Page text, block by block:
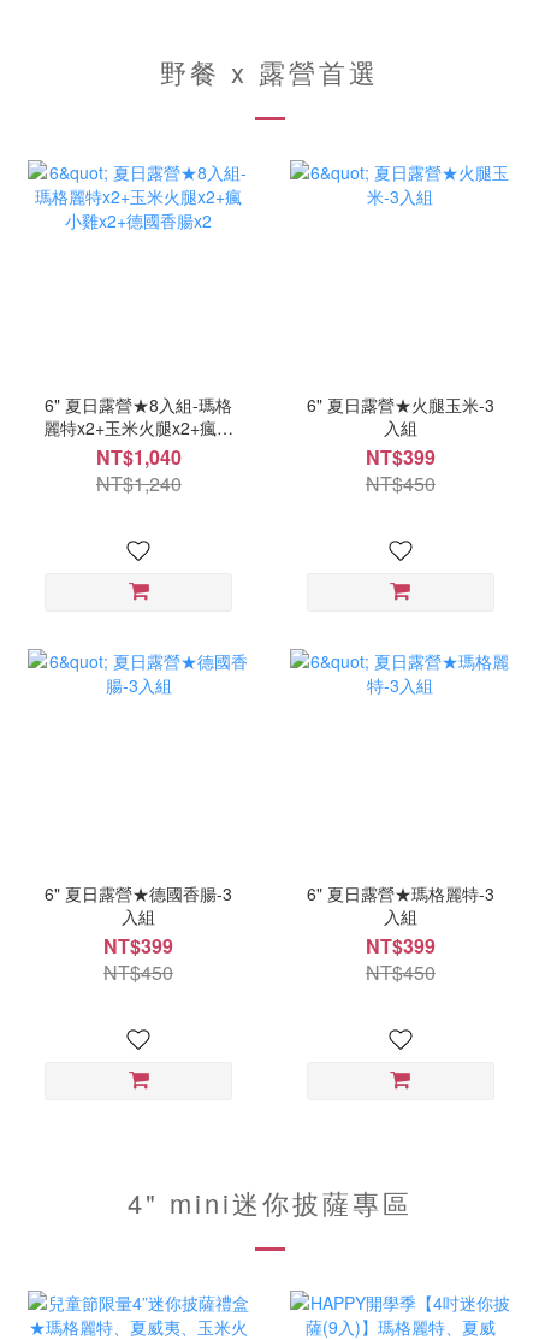
野餐 x 露營首選
6" 夏日露營★8入組-瑪格
麗特x2+玉米火腿x2+瘋小
雞x2+德國香腸x2
NT$1,040
NT$1,240
6" 夏日露營★火腿玉米-3
入組
NT$399
NT$450
6" 夏日露營★德國香腸-3
入組
NT$399
NT$450
6" 夏日露營★瑪格麗特-3
入組
NT$399
NT$450
4" mini迷你披薩專區